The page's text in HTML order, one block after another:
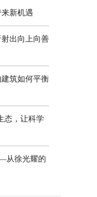
新机遇
出向上向善
筑如何平衡
态，让科学
从徐光耀的